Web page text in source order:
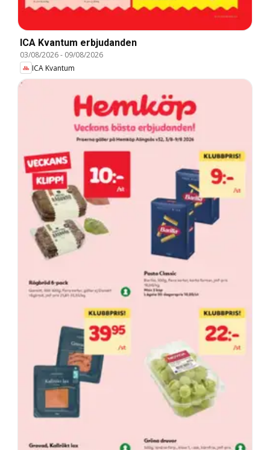
ICA Kvantum erbjudanden
03/08/2026- 09/08/2026
ICA Kvantum